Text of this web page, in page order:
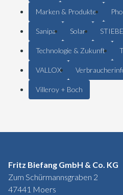
Marken & Produkte
Sanipa Solar
Technologie & Zukunft
VALLOX
Villeroy + Boch
Fritz Biefang GmbH & Co. KG
Zum Schürmannsgraben 2
47441 Moers